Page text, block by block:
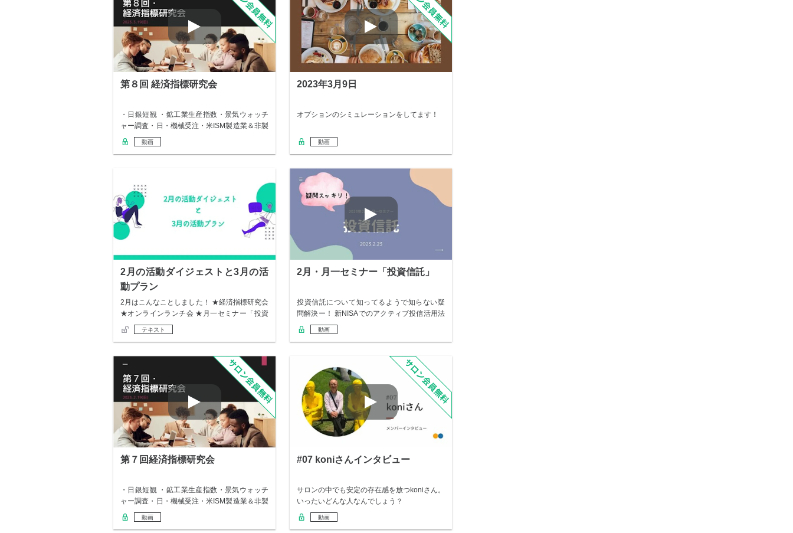
第８回 経済指標研究会
・日銀短観 ・鉱工業生産指数・景気ウォッチ
ャー調査・日・機械受注・米ISM製造業＆非製
造業…
動画
2023年3月9日
オプションのシミュレーションをしてます！
動画
2月の活動ダイジェストと3月の活
動プラン
2月はこんなことしました！ ★経済指標研究会
★オンラインランチ会 ★月一セミナー「投資
信…
テキスト
2月・月一セミナー「投資信託」
投資信託について知ってるようで知らない疑
問解決ー！ 新NISAでのアクティブ投信活用法
リ…
動画
第７回経済指標研究会
・日銀短観 ・鉱工業生産指数・景気ウォッチ
ャー調査・日・機械受注・米ISM製造業＆非製
造業…
動画
#07 koniさんインタビュー
サロンの中でも安定の存在感を放つkoniさん。
いったいどんな人なんでしょう？
動画